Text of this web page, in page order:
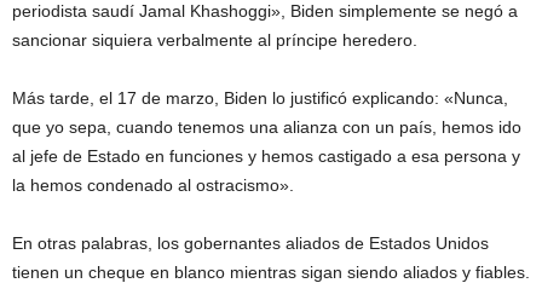
periodista saudí Jamal Khashoggi», Biden simplemente se negó a
sancionar siquiera verbalmente al príncipe heredero.
Más tarde, el 17 de marzo, Biden lo justificó explicando: «Nunca,
que yo sepa, cuando tenemos una alianza con un país, hemos ido
al jefe de Estado en funciones y hemos castigado a esa persona y
la hemos condenado al ostracismo».
En otras palabras, los gobernantes aliados de Estados Unidos
tienen un cheque en blanco mientras sigan siendo aliados y fiables.